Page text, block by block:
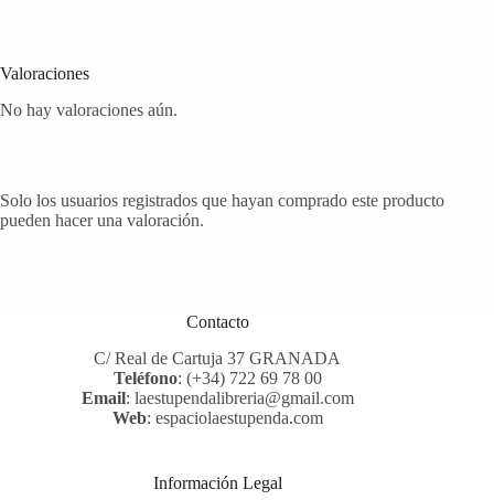
Valoraciones
No hay valoraciones aún.
Solo los usuarios registrados que hayan comprado este producto
pueden hacer una valoración.
Contacto
C/ Real de Cartuja 37 GRANADA
Teléfono: (+34) 722 69 78 00
Email: laestupendalibreria@gmail.com
Web: espaciolaestupenda.com
Información Legal